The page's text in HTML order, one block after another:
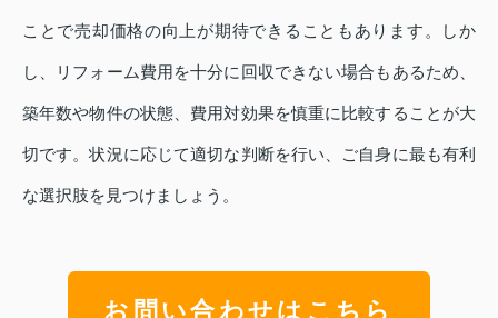
ことで売却価格の向上が期待できることもあります。しか
し、リフォーム費用を十分に回収できない場合もあるため、
築年数や物件の状態、費用対効果を慎重に比較することが大
切です。状況に応じて適切な判断を行い、ご自身に最も有利
な選択肢を見つけましょう。
お問い合わせはこちら